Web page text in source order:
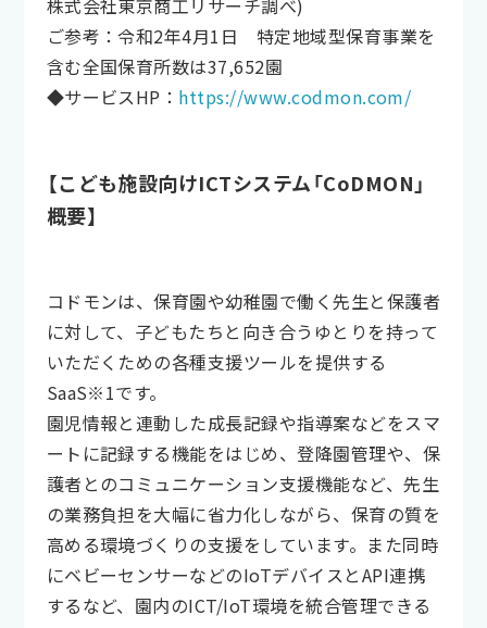
株式会社東京商工リサーチ調べ)
ご参考：令和2年4月1日 特定地域型保育事業を
含む全国保育所数は37,652園
◆サービスHP： https://www.codmon.com/
【こども施設向けICTシステム「CoDMON」
概要】
コドモンは、保育園や幼稚園で働く先生と保護者
に対して、子どもたちと向き合うゆとりを持って
いただくための各種支援ツールを提供する
SaaS※1です。
園児情報と連動した成長記録や指導案などをスマ
ートに記録する機能をはじめ、登降園管理や、保
護者とのコミュニケーション支援機能など、先生
の業務負担を大幅に省力化しながら、保育の質を
高める環境づくりの支援をしています。また同時
にベビーセンサーなどのIoTデバイスとAPI連携
するなど、園内のICT/IoT環境を統合管理できる